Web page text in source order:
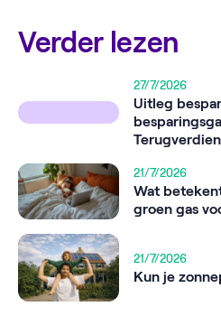
Verder lezen
27/7/2026
Uitleg
21/7/2026
Wat
groen gas
21/7/2026
Kun je